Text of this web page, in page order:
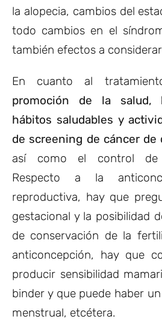
la alopecia, cambios del
todo cambios en el
también efectos a
En cuanto al
promoción de la salud,
hábitos saludables y
de screening de cáncer de
así como el control de
Respecto a la
reproductiva, hay que
gestacional y la posibilidad
de conservación de la
anticoncepción, hay que
producir sensibilidad
binder y que puede haber
menstrual, etcétera.